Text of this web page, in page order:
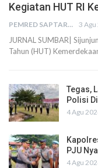
Kegiatan HUT RI
PEMRED SAPTARIUS 3
JURNAL SUMBAR|
Tahun (HUT)
Tegas,
Polisi
4 Agu
PJU Nya
4 Agu